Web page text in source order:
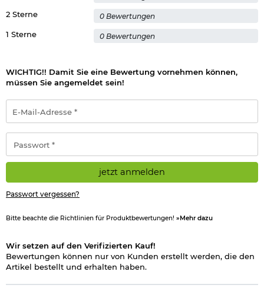
1 Sterne 0 Bewertungen
2 Sterne 0 Bewertungen
WICHTIG!! Damit Sie eine Bewertung vornehmen können,
müssen Sie angemeldet sein!
Mail-
Adresse
*
jetzt anmelden
Passwort vergessen?
Bitte beachte die Richtlinien für Produktbewertungen! »Mehr dazu
Wir setzen auf den Verifizierten Kauf!
Bewertungen können nur von Kunden erstellt werden, die den
Artikel bestellt und erhalten haben.